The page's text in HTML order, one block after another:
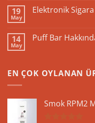
Bar
ve
İnovasyon
19
May
Elektronik Sigara
Sigara
14
May
Puff Bar
Hakkında
Cevap
EN ÇOK OYLANAN
Smok RPM2